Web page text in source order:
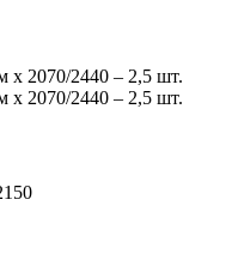
х 2070/2440 – 2,5 шт.
х 2070/2440 – 2,5 шт.